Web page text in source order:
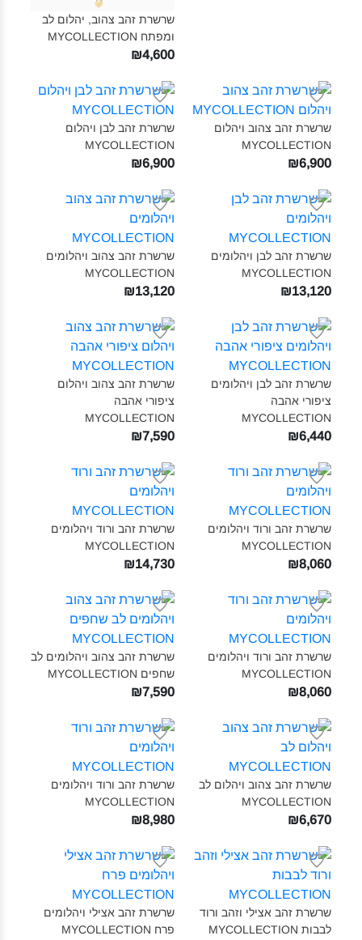
שרשרת זהב צהוב, יהלום לב
ומפתח MYCOLLECTION‎‎
₪4,600
שרשרת זהב צהוב ויהלום
MYCOLLECTION‎
₪6,900
שרשרת זהב לבן ויהלום
MYCOLLECTION‎
₪6,900
שרשרת זהב לבן ויהלומים
MYCOLLECTION‎
₪13,120
שרשרת זהב צהוב ויהלומים
MYCOLLECTION‎
₪13,120
שרשרת זהב לבן ויהלומים
ציפורי אהבה
MYCOLLECTION‎
₪6,440
שרשרת זהב צהוב ויהלום
ציפורי אהבה
MYCOLLECTION‎
₪7,590
שרשרת זהב ורוד ויהלומים
MYCOLLECTION‎
₪8,060
שרשרת זהב ורוד ויהלומים
MYCOLLECTION‎
₪14,730
שרשרת זהב ורוד ויהלומים
MYCOLLECTION‎
₪8,060
שרשרת זהב צהוב ויהלומים לב
שחפים MYCOLLECTION‎
₪7,590
שרשרת זהב צהוב ויהלום לב
MYCOLLECTION‎
₪6,670
שרשרת זהב ורוד ויהלומים
MYCOLLECTION‎
₪8,980
שרשרת זהב אצילי וזהב ורוד
לבבות MYCOLLECTION‎
שרשרת זהב אצילי ויהלומים
פרח MYCOLLECTION‎